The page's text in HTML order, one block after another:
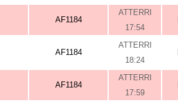
AF1184
ATTERRI
17:54
AF1184
ATTERRI
18:24
AF1184
ATTERRI
17:59